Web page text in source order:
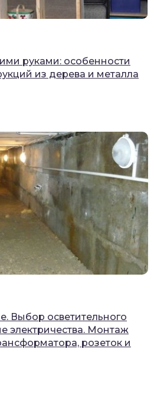
руками: особенности
из дерева и металла
Выбор осветительного
электричества. Монтаж
розеток и